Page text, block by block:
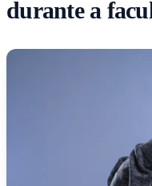
durante a